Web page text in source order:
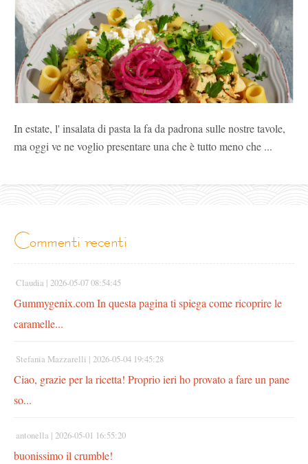
In estate, l' insalata di pasta la fa da padrona sulle nostre tavole,
ma oggi ve ne voglio presentare una che è tutto meno che ...
commenti recenti
Claudia | 2026-05-07 08:54:45
Gummygenix.com In questa pagina ti spiega come ricoprire le
caramelle...
Stefania Mazzarelli | 2026-05-04 19:45:28
Ciao, grazie per la ricetta! Proprio ieri ho provato a fare un pane
so...
antonella | 2026-05-01 16:55:20
buonissimo il crumble!